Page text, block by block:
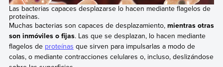
Las bacterias capaces desplazarse lo hacen mediante flagelos de
proteínas.
Muchas bacterias son capaces de desplazamiento, mientras otras
son inmóviles o fijas. Las que se desplazan, lo hacen mediante
flagelos de proteínas que sirven para impulsarlas a modo de
colas, o mediante contracciones celulares o, incluso, deslizándose